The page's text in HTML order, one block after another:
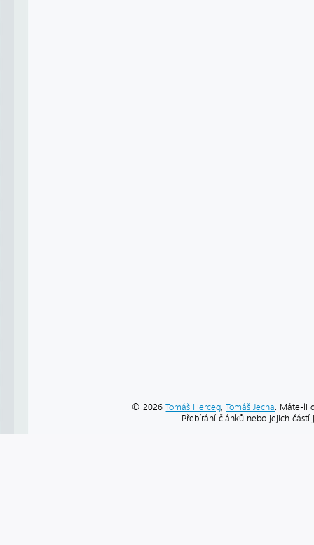
© 2026Tomáš Herceg,Tomáš Jecha. Máte-li
Přebírání článků nebo jejich